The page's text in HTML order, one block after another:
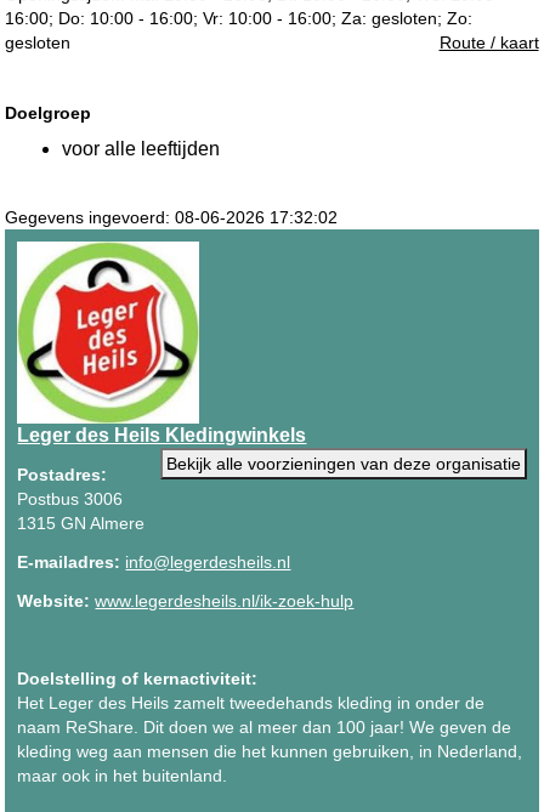
16:00; Do: 10:00 - 16:00; Vr: 10:00 - 16:00; Za: gesloten; Zo:
gesloten
Route / kaart
Doelgroep
voor alle leeftijden
Gegevens ingevoerd: 08-06-2026 17:32:02
Leger des Heils Kledingwinkels
Bekijk alle voorzieningen van deze organisatie
Postadres:
Postbus 3006
1315 GN Almere
E-mailadres: info@legerdesheils.nl
Website: www.legerdesheils.nl/ik-zoek-hulp
Doelstelling of kernactiviteit:
Het Leger des Heils zamelt tweedehands kleding in onder de
naam ReShare. Dit doen we al meer dan 100 jaar! We geven de
kleding weg aan mensen die het kunnen gebruiken, in Nederland,
maar ook in het buitenland.